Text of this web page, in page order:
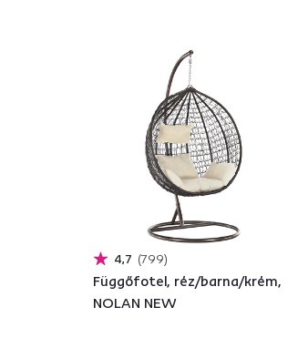
4,1 23
Felfújható babzsák/lazy bag,
kék, LEBAG